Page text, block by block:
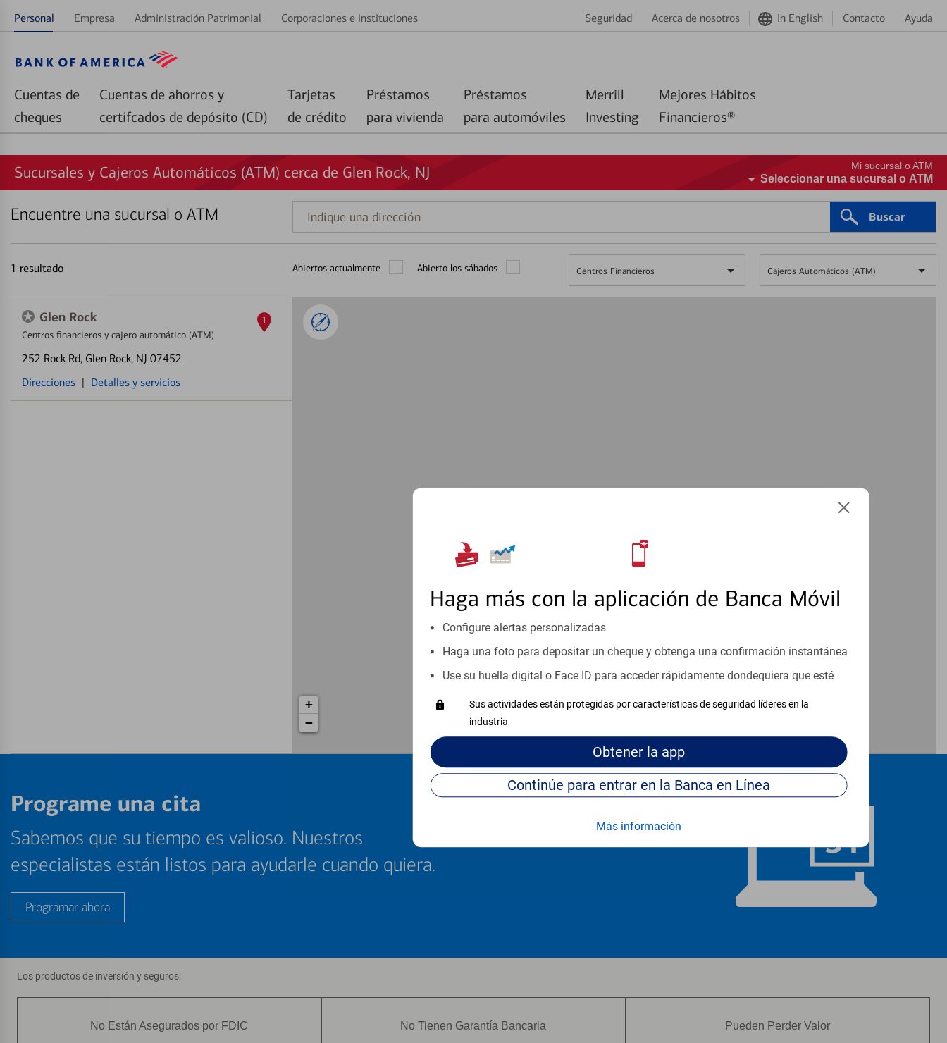
Personal Empresa Administración Patrimonial Corporaciones e instituciones Seguridad Acerca de nosotros In English Contacto Ayuda
Cuentas de
cheques
Cuentas de ahorros y
certifcados de depósito (CD)
Tarjetas
de crédito
Préstamos
para vivienda
Préstamos
para automóviles
Merrill
Investing
Mejores Hábitos
Financieros®
Haga más con la aplicación de Banca Móvil
Configure alertas personalizadas
Haga una foto para depositar un cheque y obtenga una confirmación instantánea
Use su huella digital o Face ID para acceder rápidamente dondequiera que esté
Sus actividades están protegidas por características de seguridad líderes en la
industria
Obtener la app
Continúe para entrar en la Banca en Línea
Más información
Sucursales y Cajeros Automáticos (ATM) cerca de Glen Rock, NJ Mi sucursal o ATM
Seleccionar una sucursal o ATM
Encuentre una sucursal o ATM
Indique
una
Buscar
1 resultado Abiertos actualmente Abierto los sábados Centros Financieros Cajeros Automáticos (ATM)
Glen Rock
Centros financieros y cajero automático (ATM)
252 Rock Rd, Glen Rock, NJ 07452
Direcciones | Detalles y servicios
1
+
−
Programe una cita
Sabemos que su tiempo es valioso. Nuestros
especialistas están listos para ayudarle cuando quiera.
Programar ahora
Los productos de inversión y seguros:
No Están Asegurados por FDIC No Tienen Garantía Bancaria Pueden Perder Valor